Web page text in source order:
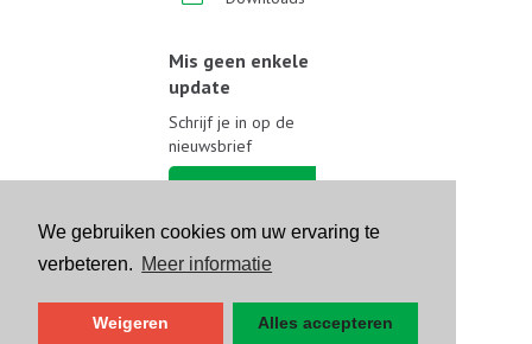
We gebruiken cookies om uw ervaring te
verbeteren. Meer informatie
Weigeren Alles accepteren
Mis geen enkele
update
Schrijf je in op de
nieuwsbrief
Volg ons op sociale media